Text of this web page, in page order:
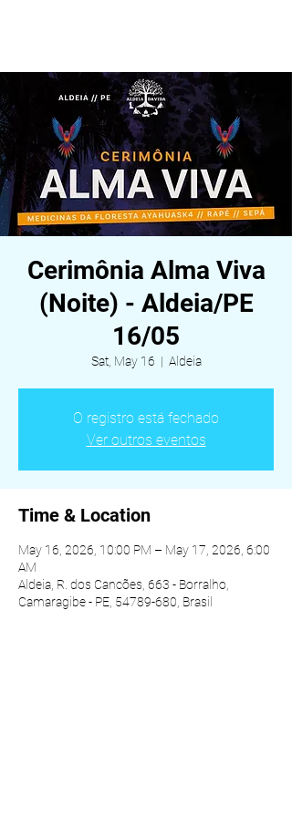
Cerimônia Alma Viva
(Noite) - Aldeia/PE
16/05
Sat, May 16
  |
Aldeia
O registro está fechado
Ver outros eventos
Time & Location
May 16, 2026, 10:00 PM – May 17, 2026, 6:00
AM
Aldeia, R. dos Cancões, 663 - Borralho,
Camaragibe - PE, 54789-680, Brasil